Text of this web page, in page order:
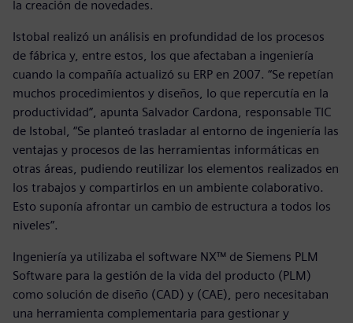
la creación de novedades.
Istobal realizó un análisis en profundidad de los procesos
de fábrica y, entre estos, los que afectaban a ingeniería
cuando la compañía actualizó su ERP en 2007. “Se repetían
muchos procedimientos y diseños, lo que repercutía en la
productividad”, apunta Salvador Cardona, responsable TIC
de Istobal, “Se planteó trasladar al entorno de ingeniería las
ventajas y procesos de las herramientas informáticas en
otras áreas, pudiendo reutilizar los elementos realizados en
los trabajos y compartirlos en un ambiente colaborativo.
Esto suponía afrontar un cambio de estructura a todos los
niveles”.
Ingeniería ya utilizaba el software NX™ de Siemens PLM
Software para la gestión de la vida del producto (PLM)
como solución de diseño (CAD) y (CAE), pero necesitaban
una herramienta complementaria para gestionar y